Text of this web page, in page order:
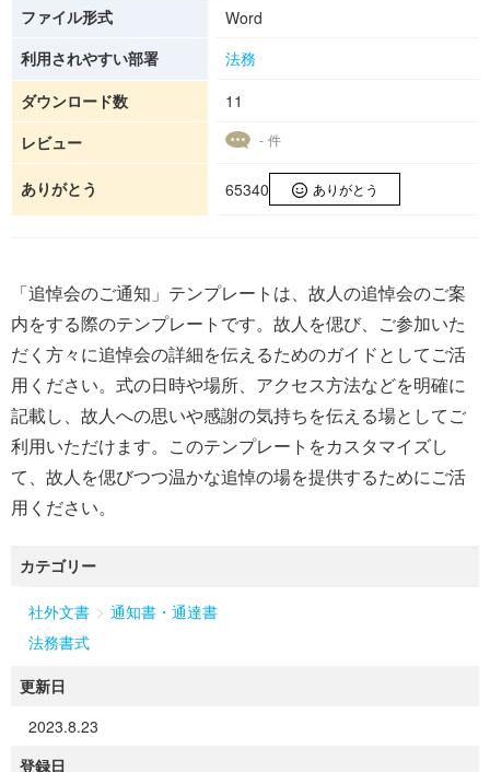
ファイル形式
Word
利用されやすい部署
法務
ダウンロード数
11
レビュー
- 件
ありがとう 65340 ありがとう
「追悼会のご通知」テンプレートは、故人の追悼会のご案
内をする際のテンプレートです。故人を偲び、ご参加いた
だく方々に追悼会の詳細を伝えるためのガイドとしてご活
用ください。式の日時や場所、アクセス方法などを明確に
記載し、故人への思いや感謝の気持ちを伝える場としてご
利用いただけます。このテンプレートをカスタマイズし
て、故人を偲びつつ温かな追悼の場を提供するためにご活
用ください。
カテゴリー
社外文書 > 通知書・通達書
法務書式
更新日
2023.8.23
登録日